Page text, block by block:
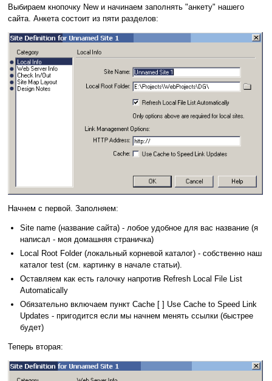
Выбираем кнопочку New и начинаем заполнять "анкету" нашего
сайта. Анкета состоит из пяти разделов:
Начнем с первой. Заполняем:
Site name (название сайта) - лобое удобное для вас название (я
написал - моя домашняя страничка)
Local Root Folder (локальный корневой каталог) - собственно наш
каталог test (см. картинку в начале статьи).
Оставляем как есть галочку напротив Refresh Local File List
Automatically
Обязательно включаем пункт Cache [ ] Use Cache to Speed Link
Updates - пригодится если мы начнем менять ссылки (быстрее
будет)
Теперь вторая: